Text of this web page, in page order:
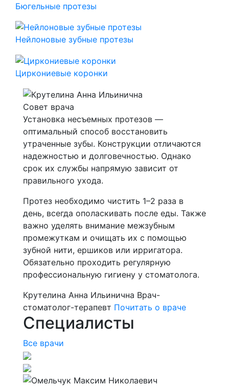
Бюгельные протезы
Нейлоновые зубные протезы
Циркониевые коронки
Совет врача
Установка несъемных протезов —
оптимальный способ восстановить
утраченные зубы. Конструкции отличаются
надежностью и долговечностью. Однако
срок их службы напрямую зависит от
правильного ухода.
Протез необходимо чистить 1–2 раза в
день, всегда ополаскивать после еды. Также
важно уделять внимание межзубным
промежуткам и очищать их с помощью
зубной нити, ершиков или ирригатора.
Обязательно проходить регулярную
профессиональную гигиену у стоматолога.
Крутелина Анна Ильинична Врач-
стоматолог-терапевт Почитать о враче
Специалисты
Все врачи